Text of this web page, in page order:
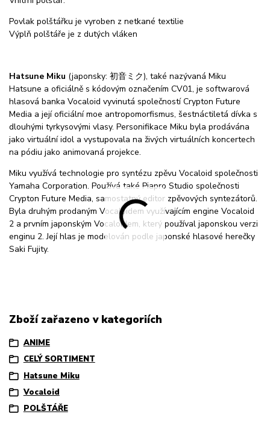
Povlak polštářku je vyroben z netkané textilie
Výplň polštáře je z dutých vláken
Hatsune Miku (japonsky: 初音ミク), také nazývaná Miku
Hatsune a oficiálně s kódovým označením CV01, je softwarová
hlasová banka Vocaloid vyvinutá společností Crypton Future
Media a její oficiální moe antropomorfismus, šestnáctiletá dívka s
dlouhými tyrkysovými vlasy. Personifikace Miku byla prodávána
jako virtuální idol a vystupovala na živých virtuálních koncertech
na pódiu jako animovaná projekce.
Miku využívá technologie pro syntézu zpěvu Vocaloid společnosti
Yamaha Corporation. Používá také Piapro Studio společnosti
Crypton Future Media, samostatný editor zpěvových syntezátorů.
Byla druhým prodaným Vocaloidem využívajícím engine Vocaloid
2 a prvním japonským Vocaloidem, který používal japonskou verzi
enginu 2. Její hlas je modelován podle japonské hlasové herečky
Saki Fujity.
Zboží zařazeno v kategoriích
ANIME
CELÝ SORTIMENT
Hatsune Miku
Vocaloid
POLŠTÁŘE